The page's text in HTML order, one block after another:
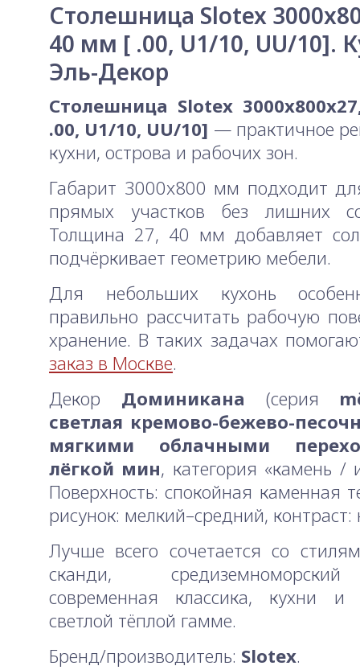
Столешница Slotex
40 мм [ .00, U1/10, UU/10].
Эль-Декор
Столешница Slotex
.00, U1/10, UU/10] — практичное
кухни, острова и рабочих зон.
Габарит 3000x800 мм подходит
прямых участков без лишних
Толщина 27, 40 мм добавляет
подчёркивает геометрию мебели.
Для небольших кухонь
правильно рассчитать рабочую
хранение. В таких задачах
заказ в Москве.
Декор Доминикана (серия
светлая кремово-бежево-
мягкими облачными
лёгкой мин, категория «камень /
Поверхность: спокойная каменная
рисунок: мелкий–средний, контраст:
Лучше всего сочетается со
сканди,
современная классика, кухни
светлой тёплой гамме.
Бренд/производитель: Slotex.